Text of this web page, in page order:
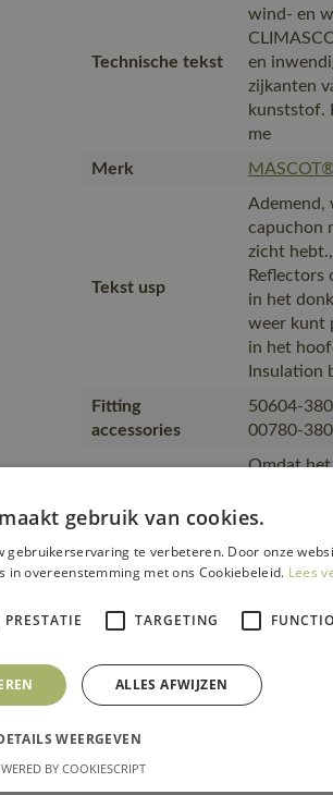
Technische tekst
wind- en
en
zijkanten
kunststof.
me
Merk
Tekst usp
Ademend,
capuchon
zicht
Reflectors
in het
weer kunt
in het
Insulation
Fitting
accessories
50604-
00780-380
Omdat het
dient er
transfer.
verpakking
Van
MASCOT,
Productie
wat het
in
eigen
gebruik van cookies.
gebruikerservaring te verbeteren. Door onze
in overeenstemming met ons Cookiebeleid. Lees
PRESTATIE TARGETING
ALLES AFWIJZEN
WEERGEVEN
BY COOKIESCRIPT